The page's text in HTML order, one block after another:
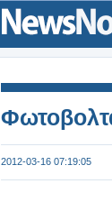
2012-03-16 07:19:05